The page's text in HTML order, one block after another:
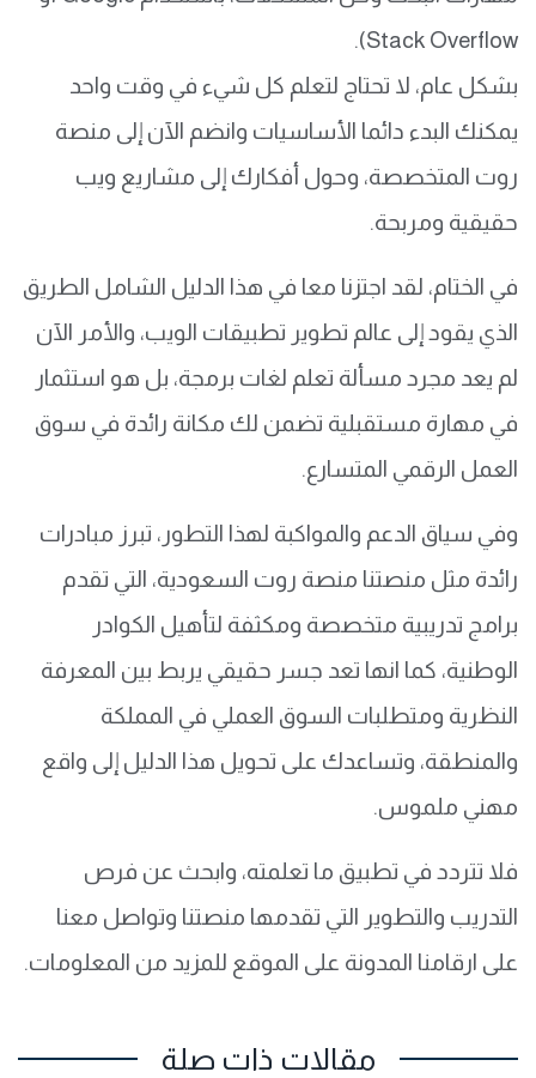
Stack Overflow).
بشكل عام، لا تحتاج لتعلم كل شيء في وقت واحد
يمكنك البدء دائما الأساسيات وانضم الآن إلى منصة
روت المتخصصة، وحول أفكارك إلى مشاريع ويب
حقيقية ومربحة.
في الختام، لقد اجتزنا معا في هذا الدليل الشامل الطريق
الذي يقود إلى عالم تطوير تطبيقات الويب، والأمر الآن
لم يعد مجرد مسألة تعلم لغات برمجة، بل هو استثمار
في مهارة مستقبلية تضمن لك مكانة رائدة في سوق
العمل الرقمي المتسارع.
وفي سياق الدعم والمواكبة لهذا التطور، تبرز مبادرات
رائدة مثل منصتنا منصة روت السعودية، التي تقدم
برامج تدريبية متخصصة ومكثفة لتأهيل الكوادر
الوطنية، كما انها تعد جسر حقيقي يربط بين المعرفة
النظرية ومتطلبات السوق العملي في المملكة
والمنطقة، وتساعدك على تحويل هذا الدليل إلى واقع
مهني ملموس.
فلا تتردد في تطبيق ما تعلمته، وابحث عن فرص
التدريب والتطوير التي تقدمها منصتنا وتواصل معنا
على ارقامنا المدونة على الموقع للمزيد من المعلومات.
مقالات ذات صلة